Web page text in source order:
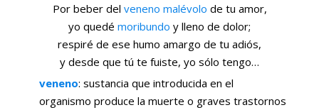
Por beber del veneno malévolo de tu amor,
yo quedé moribundo y lleno de dolor;
respiré de ese humo amargo de tu adiós,
y desde que tú te fuiste, yo sólo tengo…
veneno: sustancia que introducida en el
organismo produce la muerte o graves trastornos